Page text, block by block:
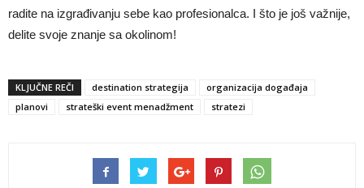
radite na izgrađivanju sebe kao profesionalca. I što je još važnije,
delite svoje znanje sa okolinom!
KLJUČNE REČI destination strategija
organizacija događaja
planovi
strateški event menadžment stratezi